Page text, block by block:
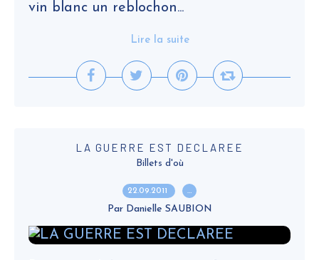
vin blanc un reblochon...
Lire la suite
LA GUERRE EST DECLAREE
Billets d'où
22.09.2011 …
Par Danielle SAUBION